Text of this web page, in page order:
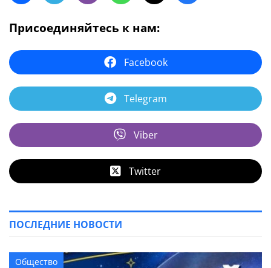
Присоединяйтесь к нам:
Facebook
Telegram
Viber
Twitter
ПОСЛЕДНИЕ НОВОСТИ
Общество